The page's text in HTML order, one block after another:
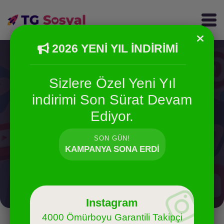
Instagram Keşfet Servisleri
instagram keşfet hizmeti. Gönderilerinizin instagram
keşfete çıkmasını sağlar gönderi etkileşiminizin ve
popülerliğinizin artmasına yardımcı olur.
2026 YENİ YIL İNDİRİMİ
Sizlere Özel Yeni Yıl
indirimi Son Sürat Devam
Ediyor.
SON GÜN!
KAMPANYA SONA ERDI
Instagram
4000 Ömürboyu Garantili Takipçi